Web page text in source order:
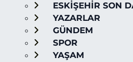
ESKİŞEHİR SON
YAZARLAR
GÜNDEM
SPOR
YAŞAM